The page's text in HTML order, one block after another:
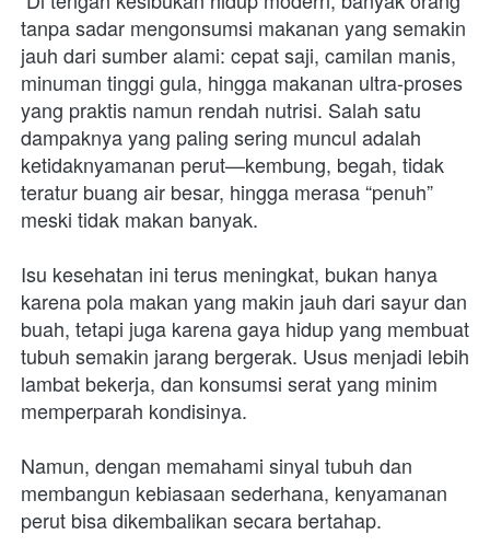
tanpa sadar mengonsumsi makanan yang semakin
jauh dari sumber alami: cepat saji, camilan manis,
minuman tinggi gula, hingga makanan ultra-proses
yang praktis namun rendah nutrisi. Salah satu
dampaknya yang paling sering muncul adalah
ketidaknyamanan perut—kembung, begah, tidak
teratur buang air besar, hingga merasa “penuh”
meski tidak makan banyak.
Isu kesehatan ini terus meningkat, bukan hanya
karena pola makan yang makin jauh dari sayur dan
buah, tetapi juga karena gaya hidup yang membuat
tubuh semakin jarang bergerak. Usus menjadi lebih
lambat bekerja, dan konsumsi serat yang minim
memperparah kondisinya.
Namun, dengan memahami sinyal tubuh dan
membangun kebiasaan sederhana, kenyamanan
perut bisa dikembalikan secara bertahap.